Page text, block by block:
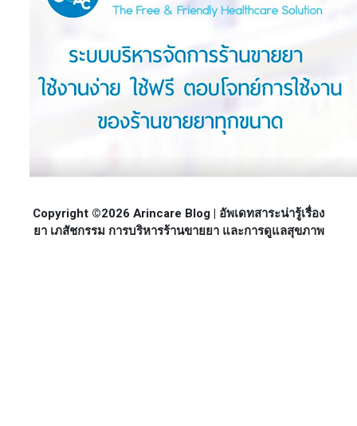
Copyright ©2026 Arincare Blog | อัพเดทสาระน่ารู้เรื่อง
ยา เภสัชกรรม การบริหารร้านขายยา และการดูแลสุขภาพ